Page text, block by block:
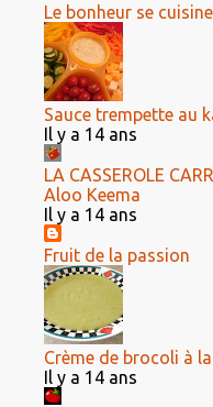
Le bonheur se cuisine
Sauce trempette au
Il y a 14 ans
LA CASSEROLE
Aloo Keema
Il y a 14 ans
Fruit de la passion
Crème de brocoli à
Il y a 14 ans